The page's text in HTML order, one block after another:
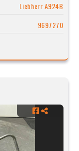
Liebherr A924B
9697270